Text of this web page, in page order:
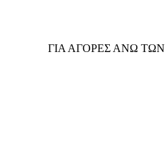
ΓΙΑ ΑΓΟΡΕΣ ΑΝΩ ΤΩΝ